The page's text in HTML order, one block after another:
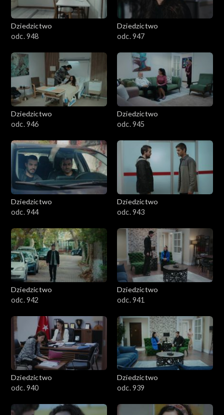
Dziedzictwo
odc. 948
Dziedzictwo
odc. 947
Dziedzictwo
odc. 946
Dziedzictwo
odc. 945
Dziedzictwo
odc. 944
Dziedzictwo
odc. 943
Dziedzictwo
odc. 942
Dziedzictwo
odc. 941
Dziedzictwo
odc. 940
Dziedzictwo
odc. 939